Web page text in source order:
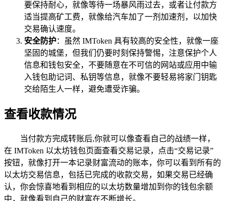
要保持耐心，就像等待一场暴风雨过去，或者让付款方
适当提高矿工费，就像给汽车加了一剂加速剂，以加快
交易确认速度。
安全防护：虽然 IMToken 具有较高的安全性，就像一座
坚固的城堡，但我们仍要时刻保持警惕，注意保护个人
信息和钱包安全，不要随意在不可信的网站或应用中输
入钱包助记词、私钥等信息，就像不要轻易将家门钥匙
交给陌生人一样，避免遭受诈骗。
查看收款情况
当付款方完成转账后,你就可以像查看自己的战绩一样，
在 IMToken 以太坊钱包页面查看交易记录，点击“交易记录”
按钮，就像打开一本记录财富流动的账本，你可以看到所有的
以太坊交易信息，包括已完成的收款交易，如果交易已经确
认，你会惊喜地看到相应的以太坊数量增加到你的钱包余额
中，就像看到自己的财富在不断增长。